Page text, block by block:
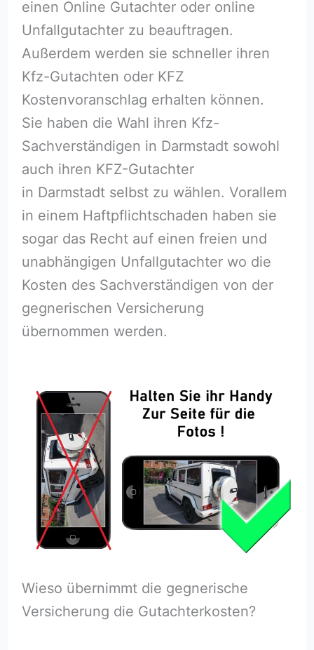
einen Online Gutachter oder online
Unfallgutachter zu beauftragen.
Außerdem werden sie schneller ihren
Kfz-Gutachten oder KFZ
Kostenvoranschlag erhalten können.
Sie haben die Wahl ihren Kfz-
Sachverständigen in Darmstadt sowohl
auch ihren KFZ-Gutachter
in Darmstadt selbst zu wählen. Vorallem
in einem Haftpflichtschaden haben sie
sogar das Recht auf einen freien und
unabhängigen Unfallgutachter wo die
Kosten des Sachverständigen von der
gegnerischen Versicherung
übernommen werden.
Wieso übernimmt die gegnerische
Versicherung die Gutachterkosten?